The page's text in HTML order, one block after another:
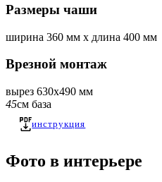
Размеры чаши
ширина 360 мм x длина 400 мм
Врезной монтаж
вырез 630x490 мм
45см база
инструкция
Фото в интерьере